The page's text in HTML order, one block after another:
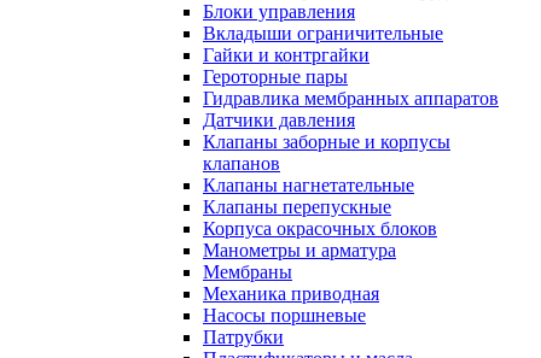
Блоки управления
Вкладыши ограничительные
Гайки и контргайки
Героторные пары
Гидравлика мембранных аппаратов
Датчики давления
Клапаны заборные и корпусы
клапанов
Клапаны нагнетательные
Клапаны перепускные
Корпуса окрасочных блоков
Манометры и арматура
Мембраны
Механика приводная
Насосы поршневые
Патрубки